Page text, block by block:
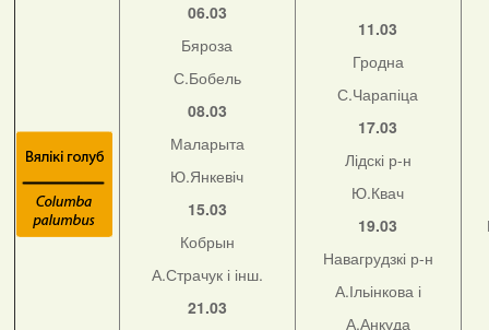
06.03
Бяроза
С.Бобель
08.03
Маларыта
Ю.Янкевіч
15.03
Кобрын
А.Страчук і інш.
21.03
11.03
Гродна
С.Чарапіца
17.03
Лідскі р-н
Ю.Квач
19.03
Навагрудзкі р-н
А.Ільінкова і
А.Анкуда